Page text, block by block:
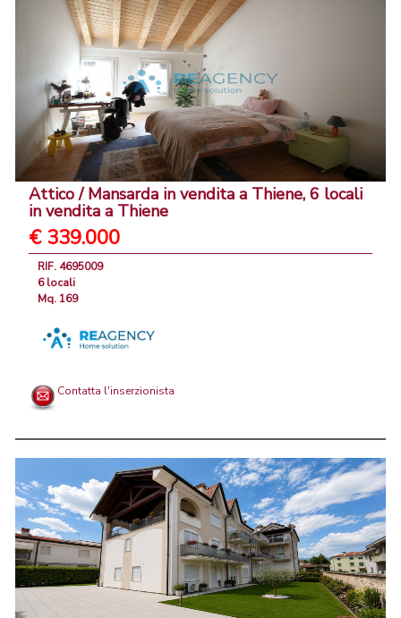
Attico / Mansarda in vendita a Thiene, 6 locali
in vendita a Thiene
€ 339.000
RIF. 4695009
6 locali
Mq. 169
Contatta l'inserzionista